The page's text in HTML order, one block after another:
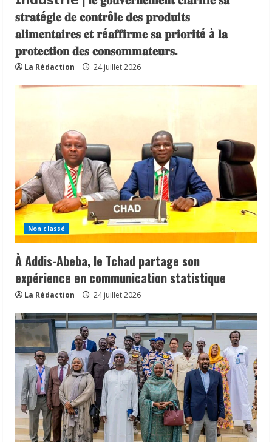
𝐬𝐭𝐫𝐚𝐭é𝐠𝐢𝐞 𝐝𝐞 𝐜𝐨𝐧𝐭𝐫ô𝐥𝐞 𝐝𝐞𝐬 𝐩𝐫𝐨𝐝𝐮𝐢𝐭𝐬
𝐚𝐥𝐢𝐦𝐞𝐧𝐭𝐚𝐢𝐫𝐞𝐬 𝐞𝐭 𝐫é𝐚𝐟𝐟𝐢𝐫𝐦𝐞 𝐬𝐚 𝐩𝐫𝐢𝐨𝐫𝐢𝐭é à 𝐥𝐚
𝐩𝐫𝐨𝐭𝐞𝐜𝐭𝐢𝐨𝐧 𝐝𝐞𝐬 𝐜𝐨𝐧𝐬𝐨𝐦𝐦𝐚𝐭𝐞𝐮𝐫𝐬.
La Rédaction 24 juillet 2026
Non classé
À Addis-Abeba, le Tchad partage son
expérience en communication statistique
La Rédaction 24 juillet 2026